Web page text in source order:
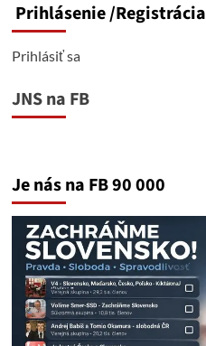
Prihlásenie/Registrácia
Prihlásiť sa
JNS na FB
Je nás na FB 90 000